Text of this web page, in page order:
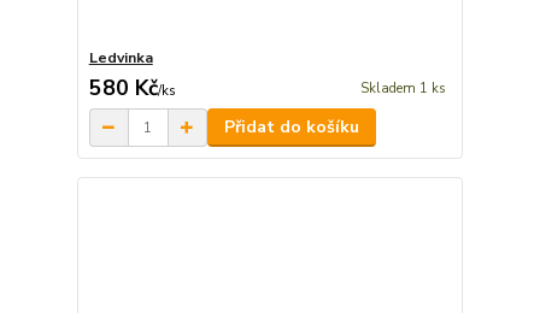
Ledvinka
580 Kč/ks Skladem 1 ks
Přidat do košíku